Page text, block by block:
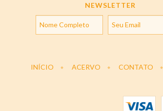
NEWSLETTER
INÍCIO ACERVO CONTATO